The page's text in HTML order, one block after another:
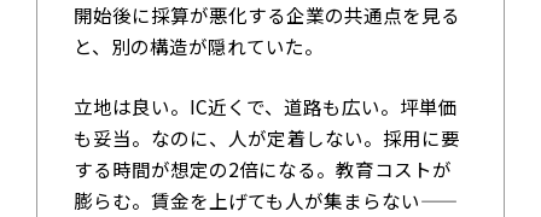
開始後に採算が悪化する企業の共通点を見る
と、別の構造が隠れていた。
立地は良い。IC近くで、道路も広い。坪単価
も妥当。なのに、人が定着しない。採用に要
する時間が想定の2倍になる。教育コストが
膨らむ。賃金を上げても人が集まらない——